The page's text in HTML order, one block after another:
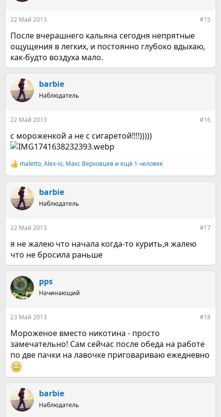
22 Май 2013 #15
После вчерашнего кальяна сегодня непрятные
ощущения в легких, и постоянно глубоко вдыхаю,
как-будто воздуха мало.
barbie
Наблюдатель
22 Май 2013 #16
с мороженкой а не с сигаретой!!!!)))))
Р
е
ц
и
maletto,Alex-io, Макс Верховцев и ещё 1 человек
barbie
Наблюдатель
22 Май 2013 #17
я не жалею что начала когда-то курить,я жалею
что не бросила раньше
pps
Начинающий
23 Май 2013 #18
Мороженое вместо никотина - просто
замечательно! Сам сейчас после обеда на работе
по две пачки на лавочке приговариваю ежедневно
barbie
Наблюдатель